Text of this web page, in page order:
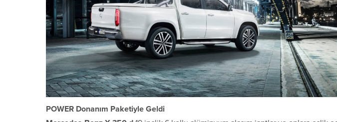
POWER Donanım Paketiyle Geldi